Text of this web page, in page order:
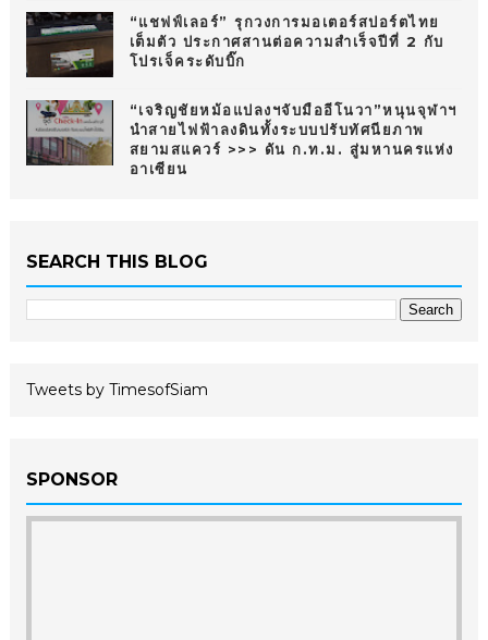
“แชฟฟ์เลอร์” รุกวงการมอเตอร์สปอร์ตไทย
เต็มตัว ประกาศสานต่อความสำเร็จปีที่ 2 กับ
โปรเจ็คระดับบิ๊ก
“เจริญชัยหม้อแปลงฯจับมืออีโนวา”หนุนจุฬาฯ
นำสายไฟฟ้าลงดินทั้งระบบปรับทัศนียภาพ
สยามสแควร์ >>> ดัน ก.ท.ม. สู่มหานครแห่ง
อาเซียน
SEARCH THIS BLOG
Tweets by TimesofSiam
SPONSOR